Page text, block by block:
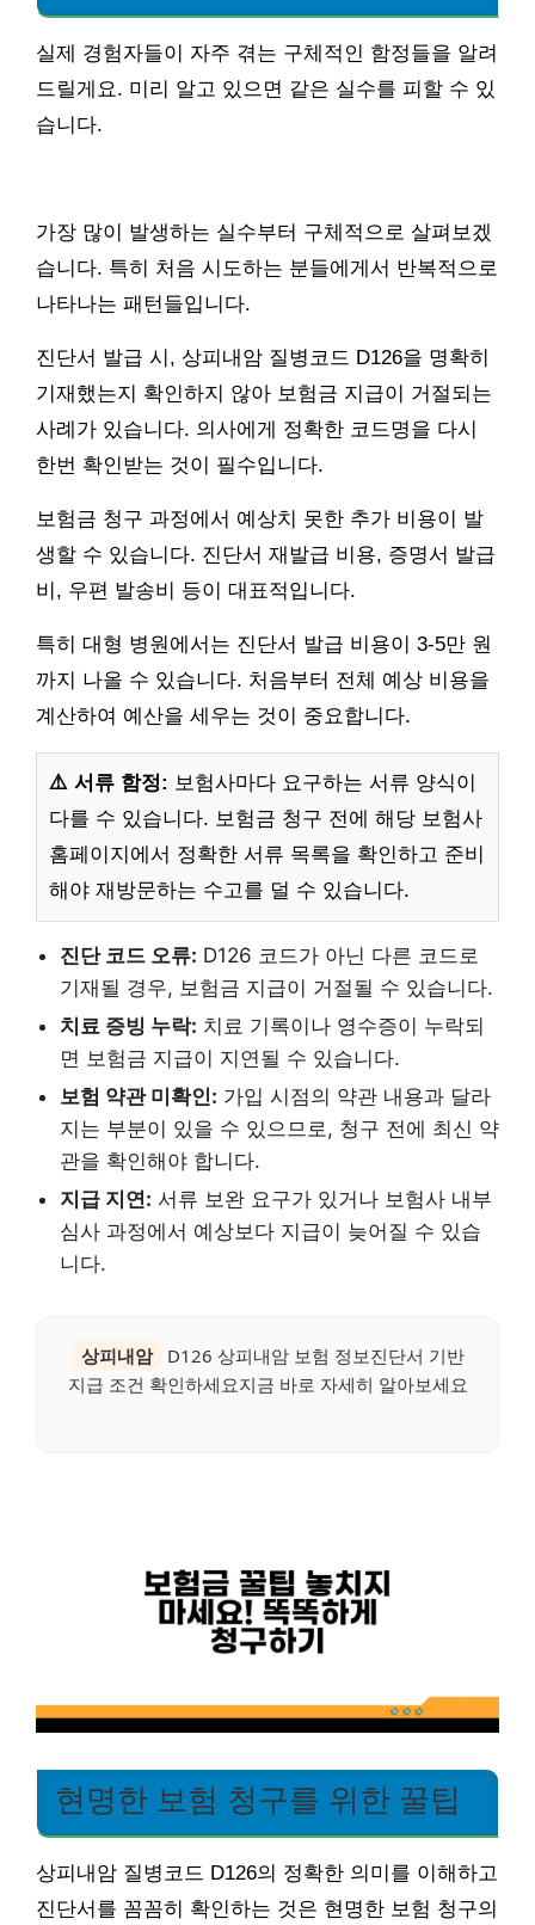
실제 경험자들이 자주 겪는 구체적인 함정들을 알려
드릴게요. 미리 알고 있으면 같은 실수를 피할 수 있
습니다.
가장 많이 발생하는 실수부터 구체적으로 살펴보겠
습니다. 특히 처음 시도하는 분들에게서 반복적으로
나타나는 패턴들입니다.
진단서 발급 시, 상피내암 질병코드 D126을 명확히
기재했는지 확인하지 않아 보험금 지급이 거절되는
사례가 있습니다. 의사에게 정확한 코드명을 다시
한번 확인받는 것이 필수입니다.
보험금 청구 과정에서 예상치 못한 추가 비용이 발
생할 수 있습니다. 진단서 재발급 비용, 증명서 발급
비, 우편 발송비 등이 대표적입니다.
특히 대형 병원에서는 진단서 발급 비용이 3-5만 원
까지 나올 수 있습니다. 처음부터 전체 예상 비용을
계산하여 예산을 세우는 것이 중요합니다.
⚠️ 서류 함정: 보험사마다 요구하는 서류 양식이
다를 수 있습니다. 보험금 청구 전에 해당 보험사
홈페이지에서 정확한 서류 목록을 확인하고 준비
해야 재방문하는 수고를 덜 수 있습니다.
진단 코드 오류: D126 코드가 아닌 다른 코드로
기재될 경우, 보험금 지급이 거절될 수 있습니다.
치료 증빙 누락: 치료 기록이나 영수증이 누락되
면 보험금 지급이 지연될 수 있습니다.
보험 약관 미확인: 가입 시점의 약관 내용과 달라
지는 부분이 있을 수 있으므로, 청구 전에 최신 약
관을 확인해야 합니다.
지급 지연: 서류 보완 요구가 있거나 보험사 내부
심사 과정에서 예상보다 지급이 늦어질 수 있습
니다.
상피내암
D126 상피내암 보험 정보진단서 기반
지급 조건 확인하세요지금 바로 자세히 알아보세요
현명한 보험 청구를 위한 꿀팁
상피내암 질병코드 D126의 정확한 의미를 이해하고
진단서를 꼼꼼히 확인하는 것은 현명한 보험 청구의